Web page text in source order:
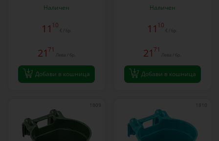
Наличен
11 10
€ / бр.
21 71
Лева / бр.
Добави в кошница
Наличен
1110
€ / бр.
21 71
Лева / бр.
Добави в кошница
1809 1810